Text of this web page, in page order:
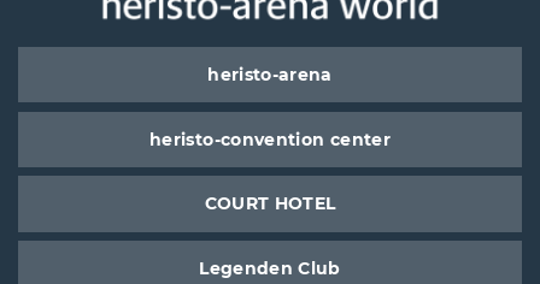
heristo-arena
heristo-convention center
COURT HOTEL
Legenden Club